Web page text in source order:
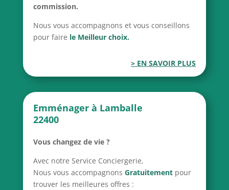
commission.
Nous vous accompagnons et vous conseillons
pour faire le Meilleur choix.
> EN SAVOIR PLUS
Emménager à Lamballe
22400
Vous changez de vie ?
Avec notre Service Conciergerie,
Nous vous accompagnons Gratuitementpour
trouver les meilleures offres :